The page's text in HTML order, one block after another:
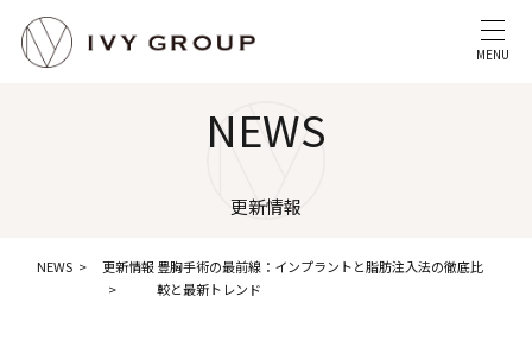
MENU
NEWS
更新情報
NEWS 更新情報豊胸手術の最前線：インプラントと脂肪注入法の徹底比
較と最新トレンド